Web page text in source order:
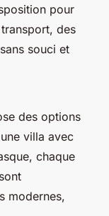
pour
des
souci et
des options
villa avec
chaque
modernes,